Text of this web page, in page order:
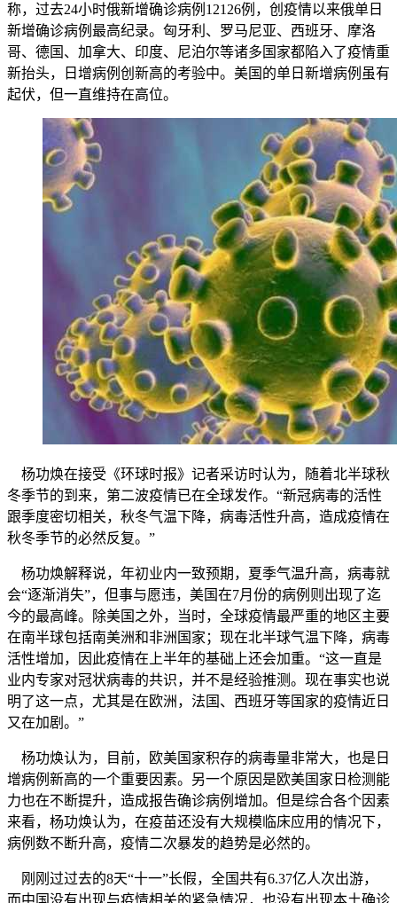
称，过去24小时俄新增确诊病例12126例，创疫情以来俄单日
新增确诊病例最高纪录。匈牙利、罗马尼亚、西班牙、摩洛
哥、德国、加拿大、印度、尼泊尔等诸多国家都陷入了疫情重
新抬头，日增病例创新高的考验中。美国的单日新增病例虽有
起伏，但一直维持在高位。
杨功焕在接受《环球时报》记者采访时认为，随着北半球秋
冬季节的到来，第二波疫情已在全球发作。“新冠病毒的活性
跟季度密切相关，秋冬气温下降，病毒活性升高，造成疫情在
秋冬季节的必然反复。”
杨功焕解释说，年初业内一致预期，夏季气温升高，病毒就
会“逐渐消失”，但事与愿违，美国在7月份的病例则出现了迄
今的最高峰。除美国之外，当时，全球疫情最严重的地区主要
在南半球包括南美洲和非洲国家；现在北半球气温下降，病毒
活性增加，因此疫情在上半年的基础上还会加重。“这一直是
业内专家对冠状病毒的共识，并不是经验推测。现在事实也说
明了这一点，尤其是在欧洲，法国、西班牙等国家的疫情近日
又在加剧。”
杨功焕认为，目前，欧美国家积存的病毒量非常大，也是日
增病例新高的一个重要因素。另一个原因是欧美国家日检测能
力也在不断提升，造成报告确诊病例增加。但是综合各个因素
来看，杨功焕认为，在疫苗还没有大规模临床应用的情况下，
病例数不断升高，疫情二次暴发的趋势是必然的。
刚刚过过去的8天“十一”长假，全国共有6.37亿人次出游，
而中国没有出现与疫情相关的紧急情况，也没有出现本土确诊